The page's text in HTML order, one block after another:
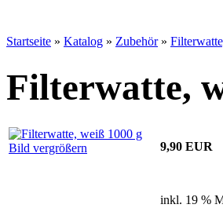
Startseite » Katalog » Zubehör»
Filterwatte,
Bild vergrößern 9,90 EUR
inkl. 19 %